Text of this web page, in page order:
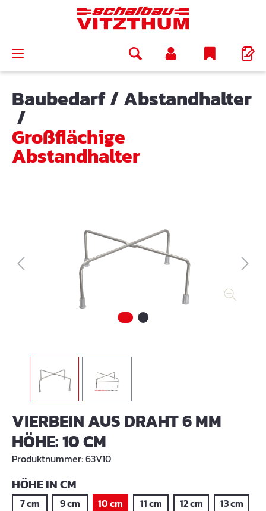
Baubedarf/Abstandhalter
/
Großflächige
Abstandhalter
VIERBEIN AUS DRAHT 6 MM
HÖHE: 10 CM
Produktnummer:63V10
HÖHE IN CMAUSWÄHLEN
7 cm 9 cm 10 cm 11 cm 12 cm
13 cm